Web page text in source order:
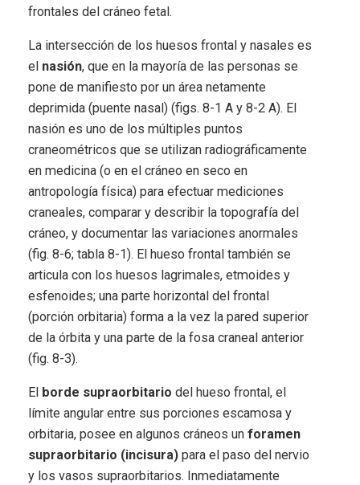
frontales del cráneo fetal.
La intersección de los huesos frontal y nasales es
el nasión, que en la mayoría de las personas se
pone de manifiesto por un área netamente
deprimida (puente nasal) (figs. 8-1 A y 8-2 A). El
nasión es uno de los múltiples puntos
craneométricos que se utilizan radiográficamente
en medicina (o en el cráneo en seco en
antropología física) para efectuar mediciones
craneales, comparar y describir la topografía del
cráneo, y documentar las variaciones anormales
(fig. 8-6; tabla 8-1). El hueso frontal también se
articula con los huesos lagrimales, etmoides y
esfenoides; una parte horizontal del frontal
(porción orbitaria) forma a la vez la pared superior
de la órbita y una parte de la fosa craneal anterior
(fig. 8-3).
El borde supraorbitario del hueso frontal, el
límite angular entre sus porciones escamosa y
orbitaria, posee en algunos cráneos un foramen
supraorbitario (incisura) para el paso del nervio
y los vasos supraorbitarios. Inmediatamente